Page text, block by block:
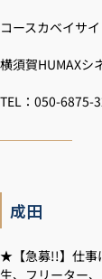
コースカベイサ
横須賀HUMAXシ
TEL：050-6875-
成田
★【急募!!】仕事
生、フリーター